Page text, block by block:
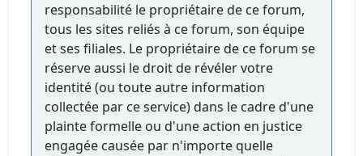
responsabilité le propriétaire de ce forum,
tous les sites reliés à ce forum, son équipe
et ses filiales. Le propriétaire de ce forum se
réserve aussi le droit de révéler votre
identité (ou toute autre information
collectée par ce service) dans le cadre d'une
plainte formelle ou d'une action en justice
engagée causée par n'importe quelle